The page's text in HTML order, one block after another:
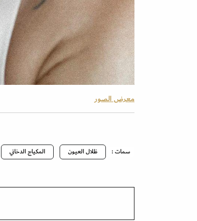
معرض الصور
سمات : ظلال العيون المكياج الدخاني